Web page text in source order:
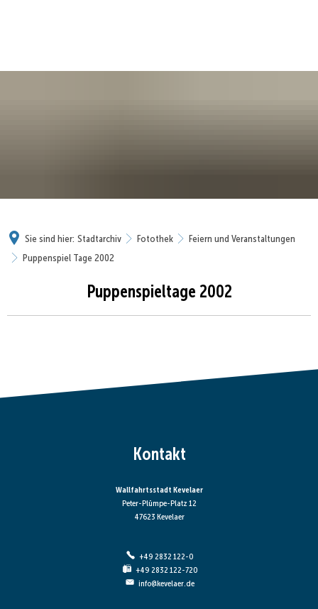
Sie sind hier: Stadtarchiv Fotothek
Feiern und Veranstaltungen
Puppenspiel Tage 2002
Puppenspieltage 2002
Kontakt
Wallfahrtsstadt Kevelaer
Peter-Plümpe-Platz 12
47623 Kevelaer
+49 2832 122-0
+49 2832 122-720
info@kevelaer.de